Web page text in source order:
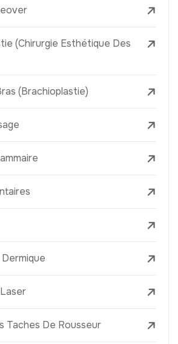
(Chirurgie Esthétique Des
(Brachioplastie)
Taches De Rousseur